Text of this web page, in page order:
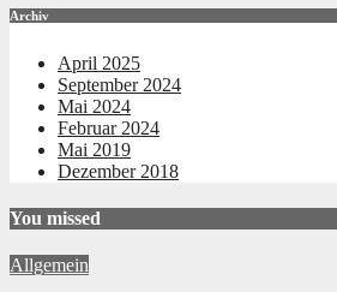
Archiv
April 2025
September 2024
Mai 2024
Februar 2024
Mai 2019
Dezember 2018
You missed
Allgemein